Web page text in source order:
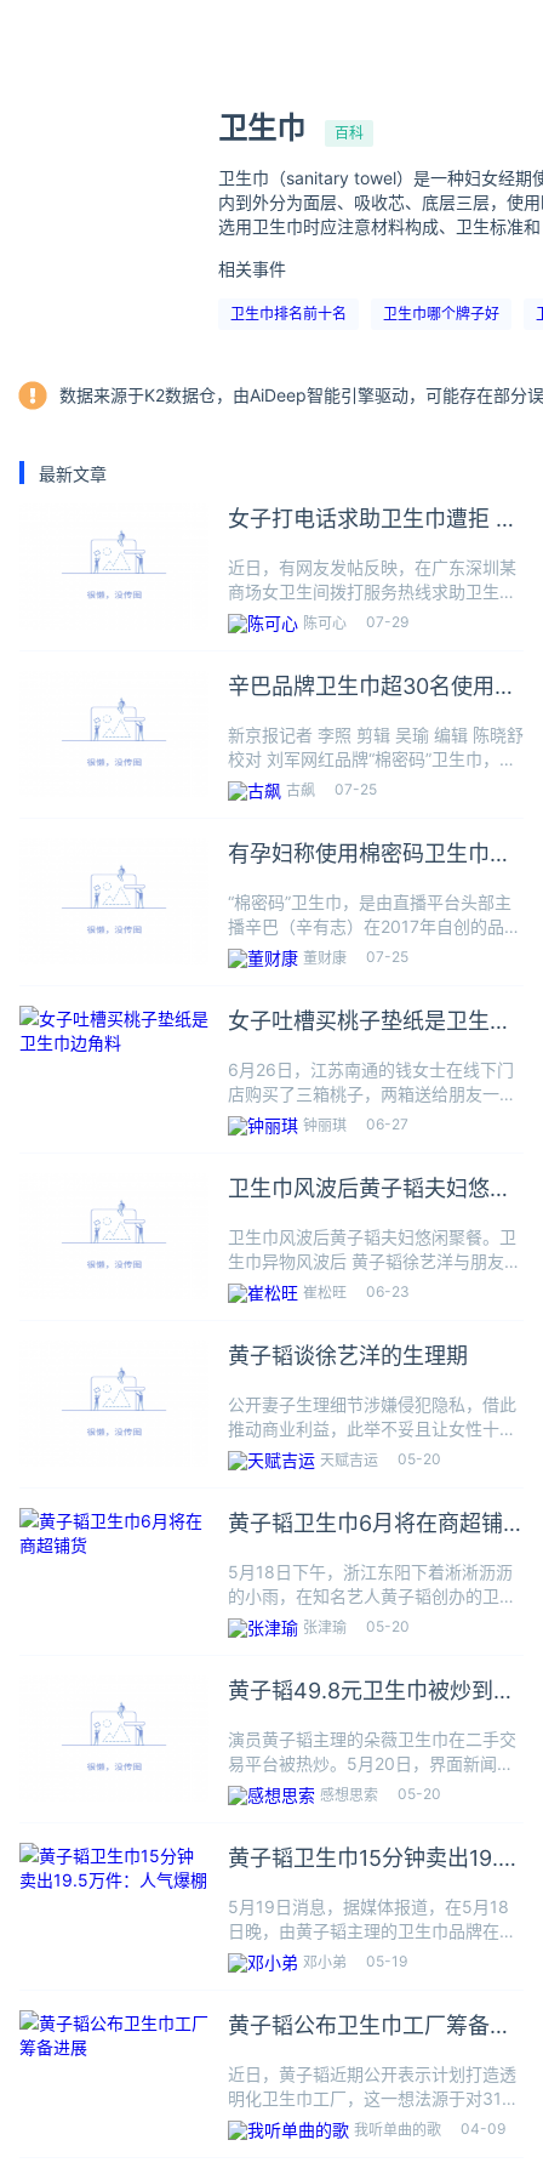
卫生巾 百科
卫生巾（sanitary towel）是一种妇女经期
内到外分为面层、吸收芯、底层三层，使
选用卫生巾时应注意材料构成、卫生标准
相关事件
卫生巾排名前十名 卫生巾哪个牌子好
数据来源于K2数据仓，由AiDeep智能引擎驱动，可能存在部分
最新文章
女子打电话求助卫生巾遭拒 商
近日，有网友发帖反映，在广东深圳某
商场女卫生间拨打服务热线求助卫生巾
时，被告知不提供该项服务。该网友表
示，提示牌上写了“如需帮助请致电”，
突发情况。7月28日，记者致
陈可心 07-29
辛巴品牌卫生巾超30名使用者
新京报记者 李照 剪辑 吴瑜 编辑 陈晓舒
校对 刘军网红品牌“棉密码”卫生巾，正
在陷入健康风波。消费者集体送检的检
测报告显示，从2019年9月到2025年1
巾、茶氧日
古飙 07-25
有孕妇称使用棉密码卫生巾后
“棉密码”卫生巾，是由直播平台头部主
播辛巴（辛有志）在2017年自创的品
牌，号称“辛巴亲自参与研发的第一款产
品”，也是辛选集团旗下自营品牌。据信
间累计销售额高达3
董财康 07-25
女子吐槽买桃子垫纸是卫生巾
6月26日，江苏南通的钱女士在线下门
店购买了三箱桃子，两箱送给朋友一箱
留自己食用。等回家开箱时，竟把她恶
心得够呛。钱女士称，开箱时她发现包
且有部分发黑。突然想到还送了
钟丽琪 06-27
卫生巾风波后黄子韬夫妇悠闲
卫生巾风波后黄子韬夫妇悠闲聚餐。卫
生巾异物风波后 黄子韬徐艺洋与朋友聚
餐状态悠闲！近日，黄子韬在卫生巾异
物风波后，带徐艺洋与朋友火锅店聚
闲。
崔松旺 06-23
黄子韬谈徐艺洋的生理期
公开妻子生理细节涉嫌侵犯隐私，借此
推动商业利益，此举不妥且让女性十分
尴尬。文 | 竹 里黄子韬入局卫生巾，
这两天登上了热搜。5月18日，黄子韬
始。自其决定入局卫生巾
天赋吉运 05-20
黄子韬卫生巾6月将在商超铺
5月18日下午，浙江东阳下着淅淅沥沥
的小雨，在知名艺人黄子韬创办的卫生
巾品牌“朵薇”发布会举办前，已经有不
少粉丝等候在朵薇的工厂外。不唱歌，
野心。在发布会中，他表示未
张津瑜 05-20
黄子韬49.8元卫生巾被炒到
演员黄子韬主理的朵薇卫生巾在二手交
易平台被热炒。5月20日，界面新闻查
询二手交易平台发现，原价49.8元的朵
薇卫生巾组合装被买到了75元，甚至
频称，自己注意到现在
感想思索 05-20
黄子韬卫生巾15分钟卖出19.5
5月19日消息，据媒体报道，在5月18
日晚，由黄子韬主理的卫生巾品牌在其
直播间发售，62片组合装售价49.8元，
开售15分钟卖出19.5万件。数据显示，
存售空，在直
邓小弟 05-19
黄子韬公布卫生巾工厂筹备进
近日，黄子韬近期公开表示计划打造透
明化卫生巾工厂，这一想法源于对315
晚会曝光的劣质卫生巾事件的关注，以
及他个人对女性健康议题的重视。他自
我听单曲的歌 04-09